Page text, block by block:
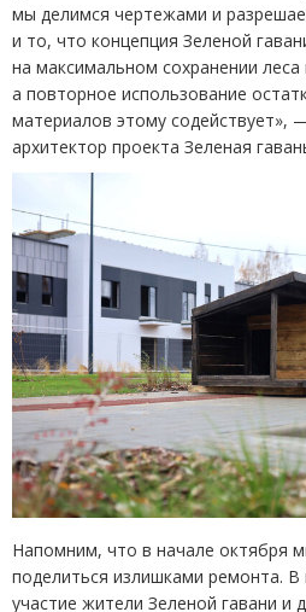
мы делимся чертежами и
и то, что концепция Зеленой
на максимальном сохранении леса
а повторное использование
материалов этому содействует»,
архитектор проекта Зеленая
Напомним, что в начале октября
поделиться излишками ремонта. В
участие жители Зеленой гавани и